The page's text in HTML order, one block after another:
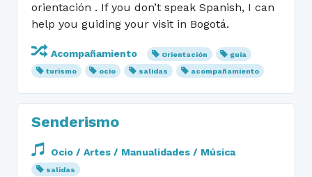
orientación . If you don’t speak Spanish, I can
help you guiding your visit in Bogotá.
Acompañamiento Orientación
guía
turismo
ocio salidas acompañamiento
Senderismo
Ocio / Artes / Manualidades / Música
salidas